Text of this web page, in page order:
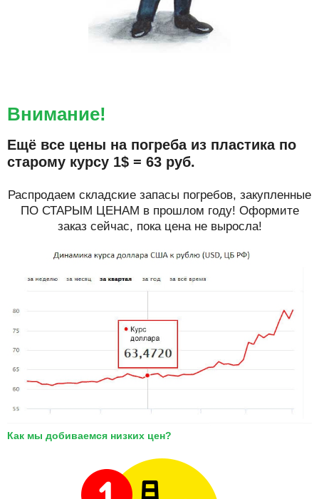
Внимание!
Ещё все цены на погреба из пластика по
старому курсу 1$ = 63 руб.
Распродаем складские запасы погребов, закупленные
ПО СТАРЫМ ЦЕНАМ в прошлом году! Оформите
заказ сейчас, пока цена не выросла!
Как мы добиваемся низких цен?